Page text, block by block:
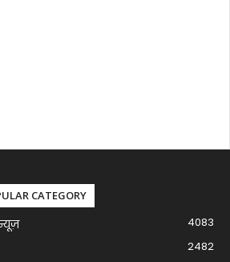
CATEGORY
4083
2482